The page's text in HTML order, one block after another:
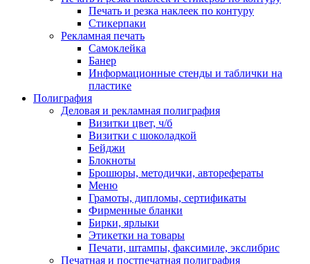
Печать и резка наклеек по контуру
Стикерпаки
Рекламная печать
Самоклейка
Банер
Информационные стенды и таблички на
пластике
Полиграфия
Деловая и рекламная полиграфия
Визитки цвет, ч/б
Визитки с шоколадкой
Бейджи
Блокноты
Брошюры, методички, авторефераты
Меню
Грамоты, дипломы, сертификаты
Фирменные бланки
Бирки, ярлыки
Этикетки на товары
Печати, штампы, факсимиле, экслибрис
Печатная и постпечатная полиграфия